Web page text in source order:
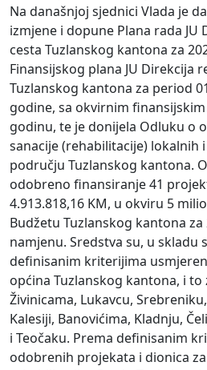
Na današnjoj sjednici Vlada je
izmjene i dopune Plana rada
cesta Tuzlanskog kantona za
Finansijskog plana JU Direkcija
Tuzlanskog kantona za period
godine, sa okvirnim finansijskim
godinu, te je donijela Odluku o
sanacije (rehabilitacije) lokalnih
području Tuzlanskog kantona.
odobreno finansiranje 41
4.913.818,16 KM, u okviru 5
Budžetu Tuzlanskog kantona
namjenu. Sredstva su, u skladu
definisanim kriterijima
općina Tuzlanskog kantona, i to
Živinicama, Lukavcu,
Kalesiji, Banovićima, Kladnju,
i Teočaku. Prema definisanim
odobrenih projekata i dionica